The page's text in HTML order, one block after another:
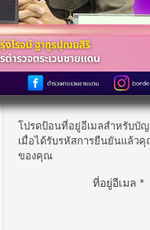
โปรดป้อนที่อยู่อีเมลสำหรับบั
เมื่อได้รับรหัสการยืนยันแล้ว
ของคุณ
ที่อยู่อีเมล *